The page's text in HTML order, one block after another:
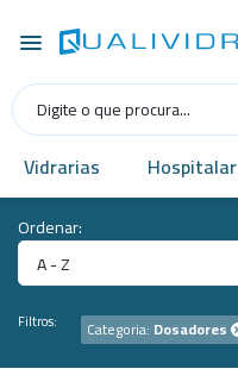
Vidrarias Hospitalar
Ordenar:
A - Z
Filtros: Categoria: Dosadores